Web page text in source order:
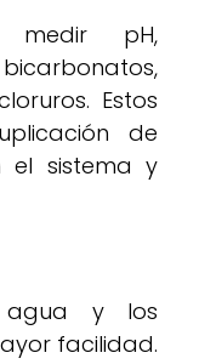
pH,
Estos
de
el sistema y
agua y los
facilidad.